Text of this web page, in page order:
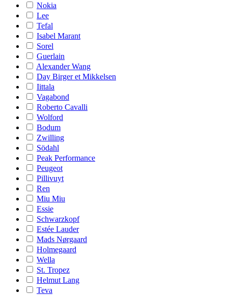
Nokia
Lee
Tefal
Isabel Marant
Sorel
Guerlain
Alexander Wang
Day Birger et Mikkelsen
Iittala
Vagabond
Roberto Cavalli
Wolford
Bodum
Zwilling
Södahl
Peak Performance
Peugeot
Pillivuyt
Ren
Miu Miu
Essie
Schwarzkopf
Estée Lauder
Mads Nørgaard
Holmegaard
Wella
St. Tropez
Helmut Lang
Teva